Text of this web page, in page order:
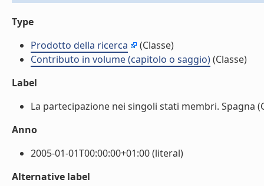
Type
Prodotto della ricerca
(Classe)
Contributo in volume (capitolo o saggio)(Classe)
Label
La partecipazione nei singoli stati membri. Spagna
Anno
2005-01-01T00:00:00+01:00 (literal)
Alternative label